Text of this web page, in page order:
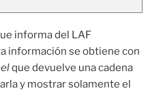
informa del LAF
información se obtiene con
que devuelve una cadena
y mostrar solamente el